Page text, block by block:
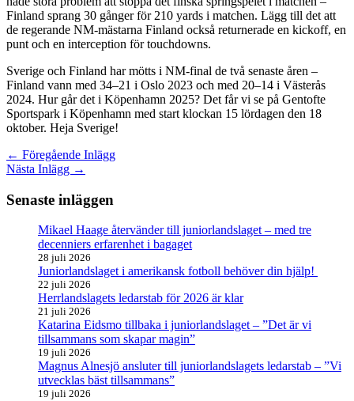
Finland sprang 30 gånger för 210 yards i matchen. Lägg till det att
de regerande NM-mästarna Finland också returnerade en kickoff, en
punt och en interception för touchdowns.
Sverige och Finland har mötts i NM-final de två senaste åren –
Finland vann med 34–21 i Oslo 2023 och med 20–14 i Västerås
2024. Hur går det i Köpenhamn 2025? Det får vi se på Gentofte
Sportspark i Köpenhamn med start klockan 15 lördagen den 18
oktober. Heja Sverige!
← Föregående Inlägg
Nästa Inlägg →
Senaste inläggen
Mikael Haage återvänder till juniorlandslaget – med tre
decenniers erfarenhet i bagaget
28 juli 2026
Juniorlandslaget i amerikansk fotboll behöver din hjälp!
22 juli 2026
Herrlandslagets ledarstab för 2026 är klar
21 juli 2026
Katarina Eidsmo tillbaka i juniorlandslaget – ”Det är vi
tillsammans som skapar magin”
19 juli 2026
Magnus Alnesjö ansluter till juniorlandslagets ledarstab – ”Vi
utvecklas bäst tillsammans”
19 juli 2026